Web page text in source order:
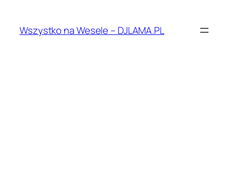
treściWszystko na Wesele – DJLAMA.PL